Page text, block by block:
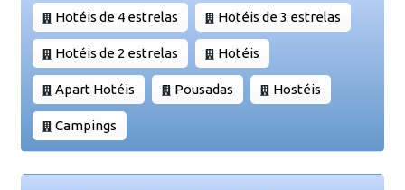
Hotéis de 4 estrelas Hotéis de 3 estrelas
Hotéis de 2 estrelas Hotéis
Apart Hotéis Pousadas Hostéis
Campings